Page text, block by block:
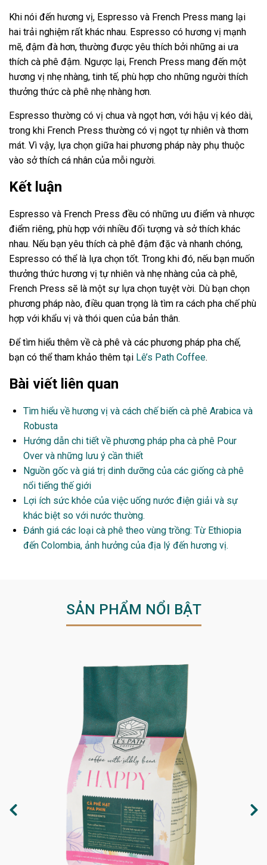
Khi nói đến hương vị, Espresso và French Press mang lại
hai trải nghiệm rất khác nhau. Espresso có hương vị mạnh
mẽ, đậm đà hơn, thường được yêu thích bởi những ai ưa
thích cà phê đậm. Ngược lại, French Press mang đến một
hương vị nhẹ nhàng, tinh tế, phù hợp cho những người thích
thưởng thức cà phê nhẹ nhàng hơn.
Espresso thường có vị chua và ngọt hơn, với hậu vị kéo dài,
trong khi French Press thường có vị ngọt tự nhiên và thơm
mát. Vì vậy, lựa chọn giữa hai phương pháp này phụ thuộc
vào sở thích cá nhân của mỗi người.
Kết luận
Espresso và French Press đều có những ưu điểm và nhược
điểm riêng, phù hợp với nhiều đối tượng và sở thích khác
nhau. Nếu bạn yêu thích cà phê đậm đặc và nhanh chóng,
Espresso có thể là lựa chọn tốt. Trong khi đó, nếu bạn muốn
thưởng thức hương vị tự nhiên và nhẹ nhàng của cà phê,
French Press sẽ là một sự lựa chọn tuyệt vời. Dù bạn chọn
phương pháp nào, điều quan trọng là tìm ra cách pha chế phù
hợp với khẩu vị và thói quen của bản thân.
Để tìm hiểu thêm về cà phê và các phương pháp pha chế,
bạn có thể tham khảo thêm tại Lê’s Path Coffee.
Bài viết liên quan
Tìm hiểu về hương vị và cách chế biến cà phê Arabica và
Robusta
Hướng dẫn chi tiết về phương pháp pha cà phê Pour
Over và những lưu ý cần thiết
Nguồn gốc và giá trị dinh dưỡng của các giống cà phê
nổi tiếng thế giới
Lợi ích sức khỏe của việc uống nước điện giải và sự
khác biệt so với nước thường.
Đánh giá các loại cà phê theo vùng trồng: Từ Ethiopia
đến Colombia, ảnh hưởng của địa lý đến hương vị.
SẢN PHẨM NỔI BẬT